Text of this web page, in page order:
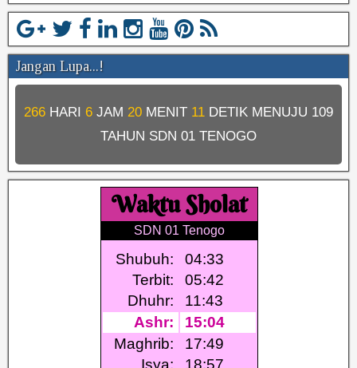
Jangan Lupa...!
266 HARI 6 JAM 20 MENIT 11 DETIK MENUJU 109
TAHUN SDN 01 TENOGO